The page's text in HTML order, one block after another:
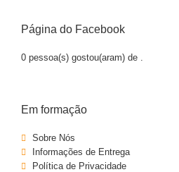
Página do Facebook
0 pessoa(s) gostou(aram) de
Em formação
Sobre Nós
Informações de Entrega
Política de Privacidade